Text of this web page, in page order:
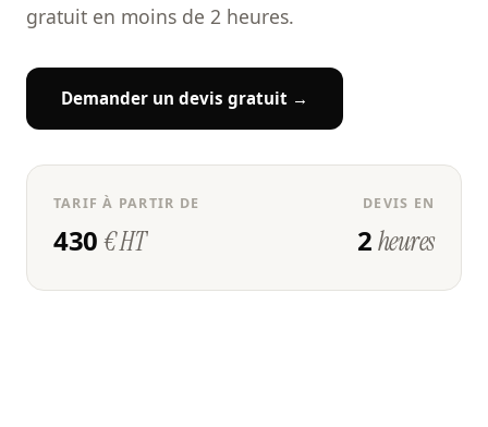
gratuit en moins de 2 heures.
Demander un devis gratuit →
TARIF À PARTIR DE
430€ HT
DEVIS EN
2heures